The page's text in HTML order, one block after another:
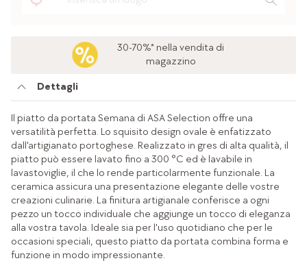
30-70%* nella vendita di
magazzino
Dettagli
Il piatto da portata Semana di ASA Selection offre una
versatilità perfetta. Lo squisito design ovale è enfatizzato
dall'artigianato portoghese. Realizzato in gres di alta qualità, il
piatto può essere lavato fino a 300 °C ed è lavabile in
lavastoviglie, il che lo rende particolarmente funzionale. La
ceramica assicura una presentazione elegante delle vostre
creazioni culinarie. La finitura artigianale conferisce a ogni
pezzo un tocco individuale che aggiunge un tocco di eleganza
alla vostra tavola. Ideale sia per l'uso quotidiano che per le
occasioni speciali, questo piatto da portata combina forma e
funzione in modo impressionante.